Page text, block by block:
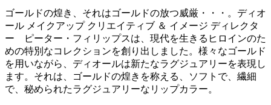
ゴールドの煌き、それはゴールドの放つ威厳・・・。ディオ
ール メイクアップ クリエイティブ ＆ イメージ ディレクタ
ー ピーター・フィリップスは、現代を生きるヒロインのた
めの特別なコレクションを創り出しました。様々なゴールド
を用いながら、ディオールは新たなラグジュアリーを表現し
ます。それは、ゴールドの煌きを称える、ソフトで、繊細
で、秘められたラグジュアリーなリップカラー。